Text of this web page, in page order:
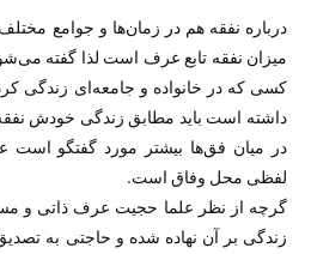
درباره نفقه هم در زمان‌ها و جوامع
میزان نفقه تابع عرف است لذا گفته
کسی که در خانواده و جامعه‌ای زندگی
داشته است باید مطابق زندگی خودش
در میان فق‌ها بیشتر مورد گفتگو
لفظی محل وفاق است.
گرچه از نظر علما حجیت عرف ذاتی و
زندگی بر آن نهاده شده و حاجتی به